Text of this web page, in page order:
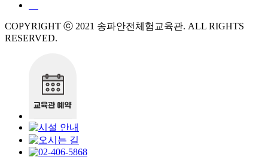
COPYRIGHT ⓒ 2021 송파안전체험교육관. ALL RIGHTS
RESERVED.